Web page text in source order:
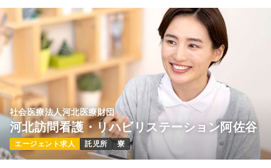
社会医療法人河北医療財団
河北訪問看護・リハビリステーション阿佐谷
エージェント求人 託児所 寮